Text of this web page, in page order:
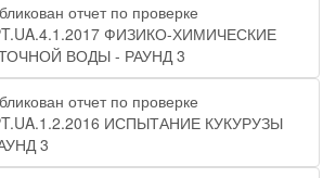
отчет по проверке
ФИЗИКО-ХИМИЧЕСКИЕ
ВОДЫ - РАУНД 3
отчет по проверке
ИСПЫТАНИЕ КУКУРУЗЫ
3